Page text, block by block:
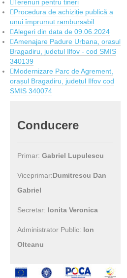
Terenuri pentru tineri
Procedura de achiziție publică a
unui împrumut rambursabil
Alegeri din data de 09.06.2024
Amenajare Padure Urbana, orasul
Bragadiru, judetul Ilfov - cod SMIS
340139
Modernizare Parc de Agrement,
orașul Bragadiru, județul Ilfov cod
SMIS 340074
Conducere
Primar: Gabriel Lupulescu
Viceprimar:Dumitrescu Dan
Gabriel
Secretar: Ionita Veronica
Administrator Public: Ion
Olteanu